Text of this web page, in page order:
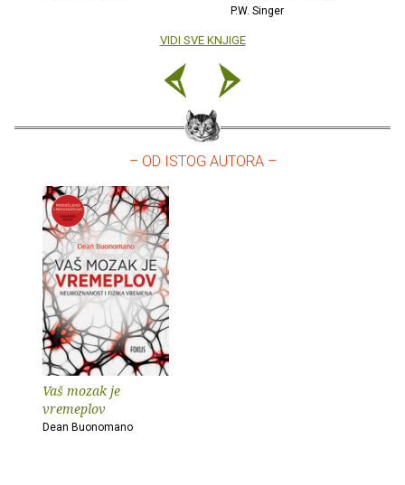
P.W. Singer
VIDI SVE KNJIGE
– OD ISTOG AUTORA –
Vaš mozak je
vremeplov
Dean Buonomano